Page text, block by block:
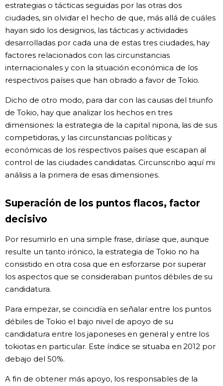
Tokio
Avisos
estrategias o tácticas seguidas por las otras dos
ciudades, sin olvidar el hecho de que, más allá de cuáles
hayan sido los designios, las tácticas y actividades
desarrolladas por cada una de estas tres ciudades, hay
factores relacionados con las circunstancias
internacionales y con la situación económica de los
respectivos países que han obrado a favor de Tokio.
Dicho de otro modo, para dar con las causas del triunfo
de Tokio, hay que analizar los hechos en tres
dimensiones: la estrategia de la capital nipona, las de sus
competidoras, y las circunstancias políticas y
económicas de los respectivos países que escapan al
control de las ciudades candidatas. Circunscribo aquí mi
análisis a la primera de esas dimensiones.
Superación de los puntos flacos, factor
decisivo
Por resumirlo en una simple frase, diríase que, aunque
resulte un tanto irónico, la estrategia de Tokio no ha
consistido en otra cosa que en esforzarse por superar
los aspectos que se consideraban puntos débiles de su
candidatura.
Para empezar, se coincidía en señalar entre los puntos
débiles de Tokio el bajo nivel de apoyo de su
candidatura entre los japoneses en general y entre los
tokiotas en particular. Este índice se situaba en 2012 por
debajo del 50%.
A fin de obtener más apoyo, los responsables de la